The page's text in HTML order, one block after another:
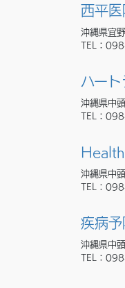
西平医
沖縄県宜
TEL：
ハー
沖縄県中
TEL：
沖縄県中
TEL：
疾病
沖縄県中
TEL：